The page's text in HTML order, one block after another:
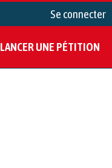
Se connecter
LANCER UNE PÉTITION